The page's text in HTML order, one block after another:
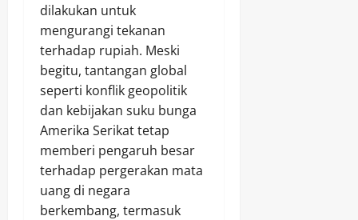
dilakukan untuk
mengurangi tekanan
terhadap rupiah. Meski
begitu, tantangan global
seperti konflik geopolitik
dan kebijakan suku bunga
Amerika Serikat tetap
memberi pengaruh besar
terhadap pergerakan mata
uang di negara
berkembang, termasuk